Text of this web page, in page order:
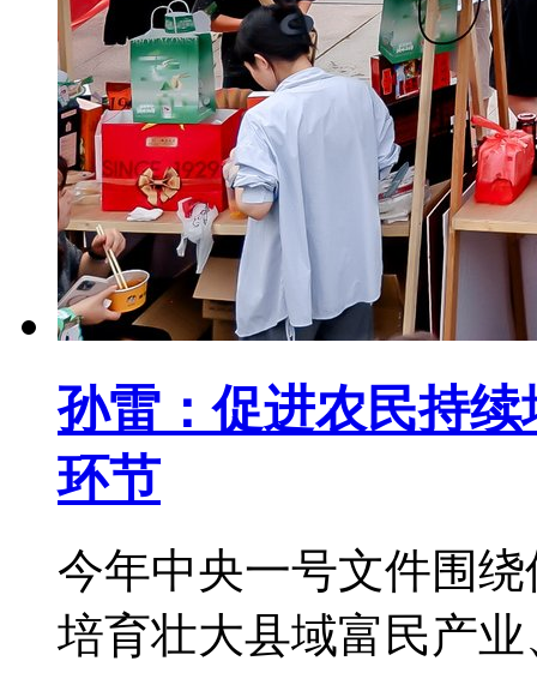
孙雷：促进农民持
环节
今年中央一号文件围
培育壮大县域富民产